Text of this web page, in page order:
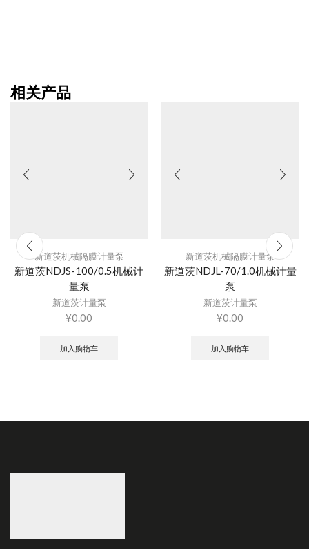
相关产品
新道茨机械隔膜计量泵
新道茨NDJS-100/0.5机械计
量泵
新道茨计量泵
¥0.00
加入购物车
新道茨机械隔膜计量泵
新道茨NDJL-70/1.0机械计量
泵
新道茨计量泵
¥0.00
加入购物车